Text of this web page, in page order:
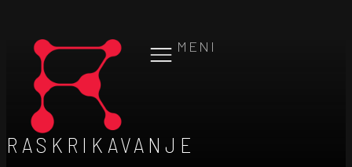
MENI
RASKRIKAVANJE